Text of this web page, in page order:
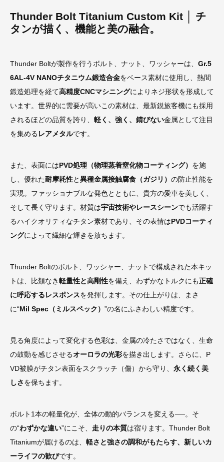
Thunder Bolt Titanium Custom Kit │ チ
タンが描く、機能と美の融合。
Thunder Boltが製作を行うボルト、ナット、ワッシャーは、 Gr.5
6AL-4V NANOチタニウム鍛造合金をベース素材に使用し、熱間
鍛造処理を経て高精度CNCマシニングによりネジ形状を形成して
います。世界的に需要が高いこの素材は、最新鋭旅客機にも採用
されるほどの品質を誇り、 軽く、強く、錆びない金属として注目
を集めるレアメタルです。
また、表面にはPVD処理（物理蒸着窒化物コーティング） を施
し、優れた耐摩耗性と異種金属接触腐食（ガジリ） の防止性能を
実現。ファッショナブルな発色とともに、貴方の愛車を美しく、
そして長く守ります。材質は宇宙技術やレースシーンでも活躍す
るハイクオリティなチタン素材であり、その表情はPVDコーティ
ングによって繊細な輝きを放ちます。
Thunder Boltのボルト、ワッシャー、ナットで構成された本キッ
トは、比類なき軽量性と高剛性を備え、わずかなトルクにも正確
に呼応するレスポンスを発揮します。その仕上がりは、まさ
に“Mil Spec（ミルスペック） ”の名にふさわしい精度です。
見る角度によって変化する色彩は、金属の冷たさではなく、生命
の鼓動を感じさせるオーロラの光彩を描き出します。さらに、P
VD被膜がチタン表面をスクラッチ（傷）から守り、 永く続く美
しさを保ちます。
ボルト1本の軽量化が、全体の動的バランスを変える──。そ
の“わずかな違い”にこそ、 走りの本質は宿ります。Thunder Bolt
Titaniumが届けるのは、 軽さと強さの調和がもたらす、新しいカ
ーライフの歓びです。